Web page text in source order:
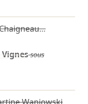
…
Vignes sous